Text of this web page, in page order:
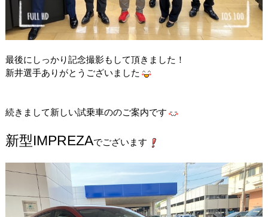
最後にしっかり記念撮影もして頂きました！
新井選手ありがとうございました
続きまして新しい試乗車ののご案内です
新型IMPREZAでございます